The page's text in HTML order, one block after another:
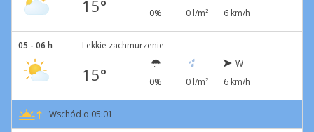
15° 0% 0 l/m²
6 km/h
05 - 06 h Lekkie zachmurzenie
15° 0% 0 l/m²
W
6 km/h
Wschód o 05:01